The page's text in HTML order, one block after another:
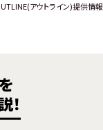
アウトライン)提供情報